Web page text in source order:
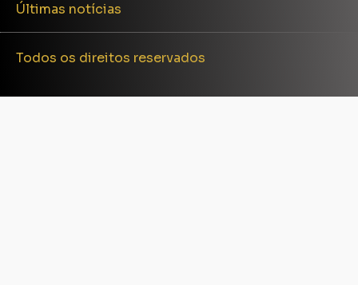
Últimas notícias
Todos os direitos reservados